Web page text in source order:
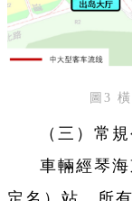
圖3
（三）常
車輛經琴